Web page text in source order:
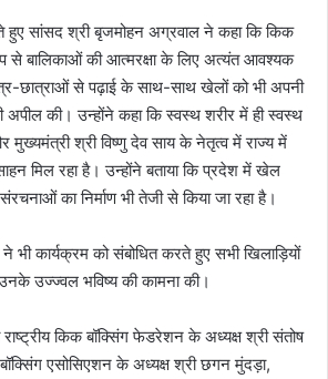
हुए सांसद श्री बृजमोहन अग्रवाल ने कहा कि किक
से बालिकाओं की आत्मरक्षा के लिए अत्यंत आवश्यक
छात्राओं से पढ़ाई के साथ-साथ खेलों को भी अपनी
अपील की। उन्होंने कहा कि स्वस्थ शरीर में ही स्वस्थ
मुख्यमंत्री श्री विष्णु देव साय के नेतृत्व में राज्य में
मिल रहा है। उन्होंने बताया कि प्रदेश में खेल
का निर्माण भी तेजी से किया जा रहा है।
ने भी कार्यक्रम को संबोधित करते हुए सभी खिलाड़ियों
उज्ज्वल भविष्य की कामना की।
किक बॉक्सिंग फेडरेशन के अध्यक्ष श्री संतोष
एसोसिएशन के अध्यक्ष श्री छगन मुंदड़ा,